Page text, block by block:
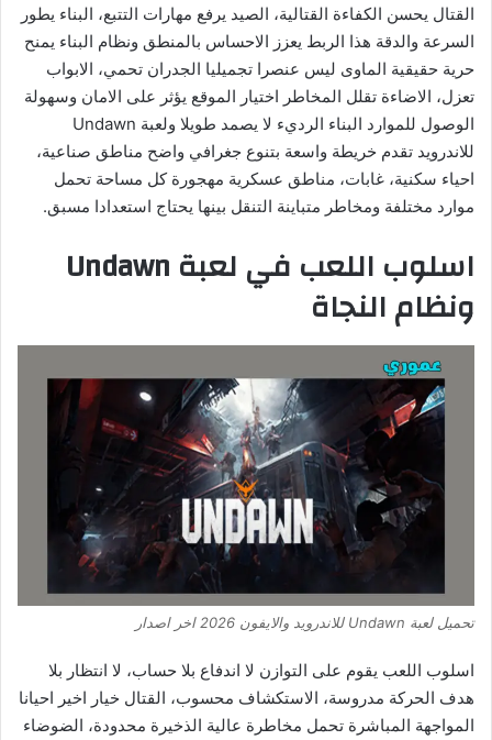
القتال يحسن الكفاءة القتالية، الصيد يرفع مهارات التتبع، البناء يطور
السرعة والدقة هذا الربط يعزز الاحساس بالمنطق ونظام البناء يمنح
حرية حقيقية الماوى ليس عنصرا تجميليا الجدران تحمي، الابواب
تعزل، الاضاءة تقلل المخاطر اختيار الموقع يؤثر على الامان وسهولة
الوصول للموارد البناء الرديء لا يصمد طويلا ولعبة Undawn
للاندرويد تقدم خريطة واسعة بتنوع جغرافي واضح مناطق صناعية،
احياء سكنية، غابات، مناطق عسكرية مهجورة كل مساحة تحمل
موارد مختلفة ومخاطر متباينة التنقل بينها يحتاج استعدادا مسبق.
اسلوب اللعب في لعبة Undawn
ونظام النجاة
تحميل لعبة Undawn للاندرويد والايفون 2026 اخر اصدار
اسلوب اللعب يقوم على التوازن لا اندفاع بلا حساب، لا انتظار بلا
هدف الحركة مدروسة، الاستكشاف محسوب، القتال خيار اخير احيانا
المواجهة المباشرة تحمل مخاطرة عالية الذخيرة محدودة، الضوضاء